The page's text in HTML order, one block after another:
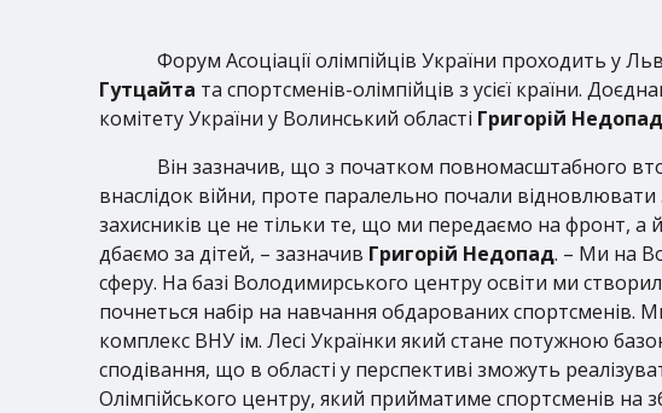
Форум Асоціації олімпійців України проходить у
Гутцайта та спортсменів-олімпійців з усієї країни.
комітету України у Волинський області Григорій
Він зазначив, що з початком повномасштабного
внаслідок війни, проте паралельно почали відновлювати
захисників це не тільки те, що ми передаємо на фронт,
дбаємо за дітей, – зазначив Григорій Недопад. – Ми на
сферу. На базі Володимирського центру освіти ми
почнеться набір на навчання обдарованих
комплекс ВНУ ім. Лесі Українки який стане потужною
сподівання, що в області у перспективі зможуть
Олімпійського центру, який прийматиме спортсменів на